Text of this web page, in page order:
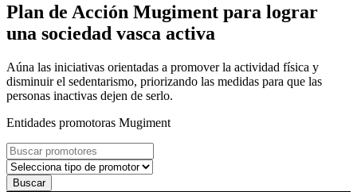
Plan de Acción Mugiment para lograr
una sociedad vasca activa
Aúna las iniciativas orientadas a promover la actividad física y
disminuir el sedentarismo, priorizando las medidas para que las
personas inactivas dejen de serlo.
Entidades promotoras Mugiment
Buscar